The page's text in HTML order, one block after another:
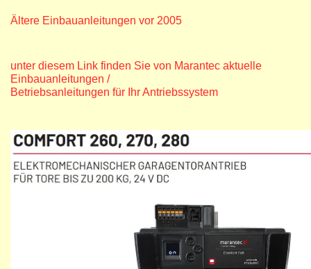
Ältere Einbauanleitungen vor 2005
unter diesem Link finden Sie von Marantec aktuelle
Einbauanleitungen /
Betriebsanleitungen für Ihr Antriebssystem